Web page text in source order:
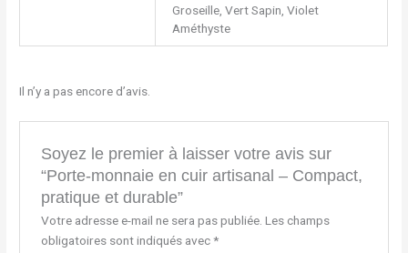
Groseille, Vert Sapin, Violet
Améthyste
Il n’y a pas encore d’avis.
Soyez le premier à laisser votre avis sur
“Porte-monnaie en cuir artisanal – Compact,
pratique et durable”
Votre adresse e-mail ne sera pas publiée. Les champs
obligatoires sont indiqués avec*